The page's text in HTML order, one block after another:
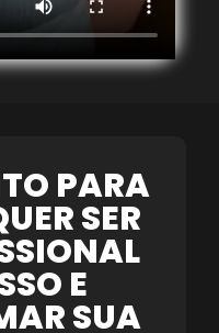
PARA
SER
E
SUA